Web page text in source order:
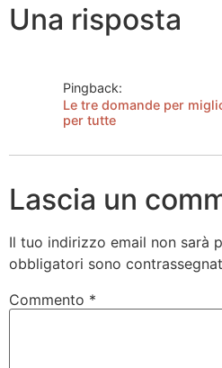
Una risposta
Pingback:
Le tre domande per
per tutte
Lascia un
Il tuo indirizzo email non sarà
obbligatori sono
Commento *